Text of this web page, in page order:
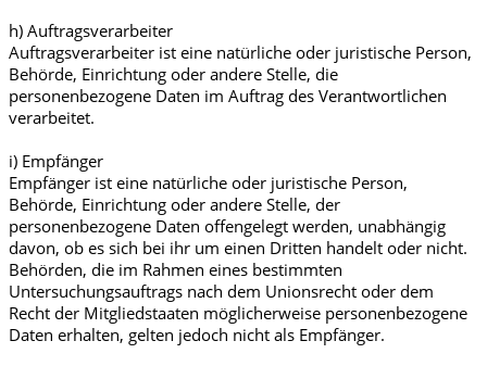
h) Auftragsverarbeiter
Auftragsverarbeiter ist eine natürliche oder juristische Person,
Behörde, Einrichtung oder andere Stelle, die
personenbezogene Daten im Auftrag des Verantwortlichen
verarbeitet.
i) Empfänger
Empfänger ist eine natürliche oder juristische Person,
Behörde, Einrichtung oder andere Stelle, der
personenbezogene Daten offengelegt werden, unabhängig
davon, ob es sich bei ihr um einen Dritten handelt oder nicht.
Behörden, die im Rahmen eines bestimmten
Untersuchungsauftrags nach dem Unionsrecht oder dem
Recht der Mitgliedstaaten möglicherweise personenbezogene
Daten erhalten, gelten jedoch nicht als Empfänger.